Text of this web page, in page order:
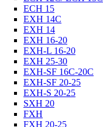
ECH 15
EXH 14C
EXH 14
EXH 16-20
EXH-L 16-20
EXH 25-30
EXH-SF 16C-20C
EXH-SF 20-25
EXH-S 20-25
SXH 20
FXH
FXH 20-25